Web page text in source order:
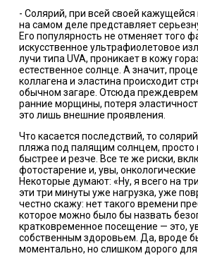
- Солярий, при всей своей кажущейся
на самом деле представляет
Его популярность не отменяет того
искусственное ультрафиолетовое
лучи типа UVA, проникает в кожу
естественное солнце. А значит,
коллагена и эластина происходит
обычном загаре. Отсюда
ранние морщины, потеря
это лишь внешние проявления.
Что касается последствий, то
пляжа под палящим солнцем, просто
быстрее и резче. Все те же риски,
фотостарение и, увы, онкологические
Некоторые думают: «Ну, я всего на
эти три минуты уже нагрузка, уже
честно скажу: нет такого времени
которое можно было бы назвать
кратковременное посещение — это,
собственным здоровьем. Да, вроде
моментально, но слишком дорого для